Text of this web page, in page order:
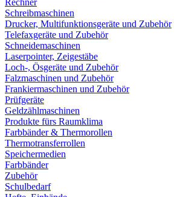
Rechner
Schreibmaschinen
Drucker, Multifunktionsgeräte und Zubehör
Telefaxgeräte und Zubehör
Schneidemaschinen
Laserpointer, Zeigestäbe
Loch-, Ösgeräte und Zubehör
Falzmaschinen und Zubehör
Frankiermaschinen und Zubehör
Prüfgeräte
Geldzählmaschinen
Produkte fürs Raumklima
Farbbänder & Thermorollen
Thermotransferrollen
Speichermedien
Farbbänder
Zubehör
Schulbedarf